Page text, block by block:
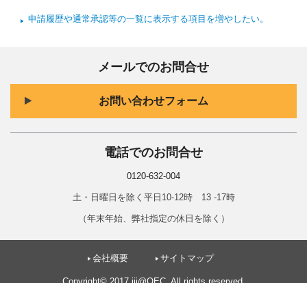
申請履歴や通常承認等の一覧に表示する項目を増やしたい。
メールでのお問合せ
お問い合わせフォーム
電話でのお問合せ
0120-632-004
土・日曜日を除く平日10-12時 13 -17時
（年末年始、弊社指定の休日を除く）
会社概要 サイトマップ